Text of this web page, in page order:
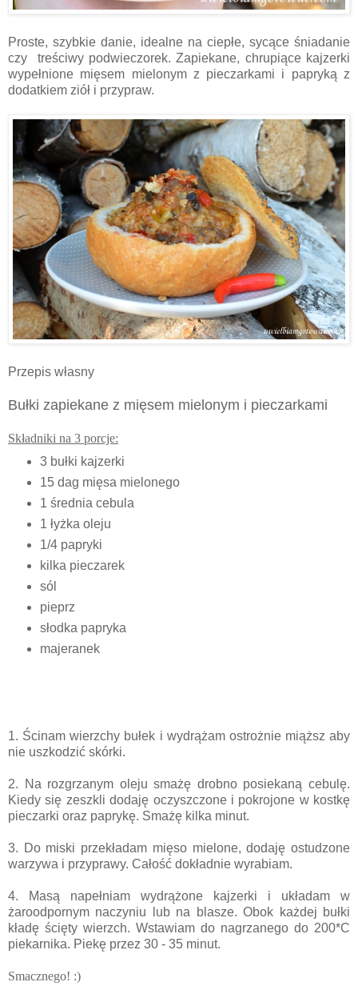
Proste, szybkie danie, idealne na ciepłe, sycące śniadanie
czy treściwy podwieczorek. Zapiekane, chrupiące kajzerki
wypełnione mięsem mielonym z pieczarkami i papryką z
dodatkiem ziół i przypraw.
Przepis własny
Bułki zapiekane z mięsem mielonym i pieczarkami
Składniki na 3 porcje:
3 bułki kajzerki
15 dag mięsa mielonego
1 średnia cebula
1 łyżka oleju
1/4 papryki
kilka pieczarek
sól
pieprz
słodka papryka
majeranek
1. Ścinam wierzchy bułek i wydrążam ostrożnie miąższ aby
nie uszkodzić skórki.
2. Na rozgrzanym oleju smażę drobno posiekaną cebulę.
Kiedy się zeszkli dodaję oczyszczone i pokrojone w kostkę
pieczarki oraz paprykę. Smażę kilka minut.
3. Do miski przekładam mięso mielone, dodaję ostudzone
warzywa i przyprawy. Całość dokładnie wyrabiam.
4. Masą napełniam wydrążone kajzerki i układam w
żaroodpornym naczyniu lub na blasze. Obok każdej bułki
kładę ścięty wierzch. Wstawiam do nagrzanego do 200*C
piekarnika. Piekę przez 30 - 35 minut.
Smacznego! :)